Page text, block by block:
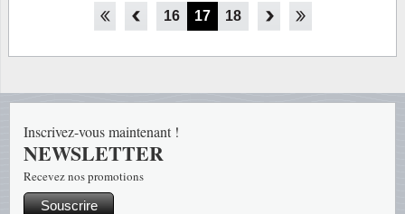
14 15 16 17 18 19 20
Inscrivez-vous maintenant !
NEWSLETTER
Recevez nos promotions
Souscrire